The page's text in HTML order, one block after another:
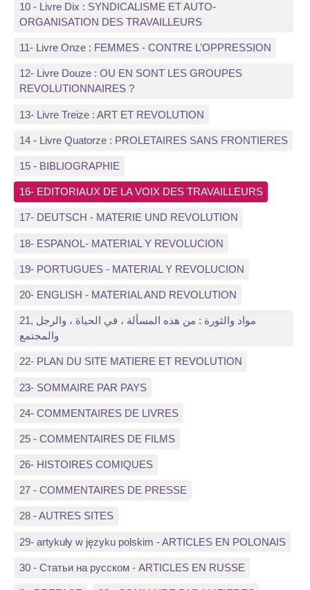
10 - Livre Dix : SYNDICALISME ET AUTO-
ORGANISATION DES TRAVAILLEURS
11- Livre Onze : FEMMES - CONTRE L’OPPRESSION
12- Livre Douze : OU EN SONT LES GROUPES
REVOLUTIONNAIRES ?
13- Livre Treize : ART ET REVOLUTION
14 - Livre Quatorze : PROLETAIRES SANS FRONTIERES
15 - BIBLIOGRAPHIE
16- EDITORIAUX DE LA VOIX DES TRAVAILLEURS
17- DEUTSCH - MATERIE UND REVOLUTION
18- ESPANOL- MATERIAL Y REVOLUCION
19- PORTUGUES - MATERIAL Y REVOLUCION
20- ENGLISH - MATERIAL AND REVOLUTION
21, مواد والثورة : من هذه المسألة ، في الحياة ، والرجل
والمجتمع
22- PLAN DU SITE MATIERE ET REVOLUTION
23- SOMMAIRE PAR PAYS
24- COMMENTAIRES DE LIVRES
25 - COMMENTAIRES DE FILMS
26- HISTOIRES COMIQUES
27 - COMMENTAIRES DE PRESSE
28 - AUTRES SITES
29- artykuły w języku polskim - ARTICLES EN POLONAIS
30 - Статьи на русском - ARTICLES EN RUSSE